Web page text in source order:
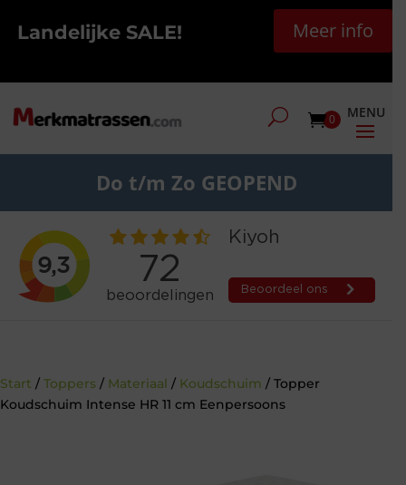
Landelijke SALE! Meer info
0
Do t/m Zo GEOPEND
Start / Toppers / Materiaal / Koudschuim / Topper
Koudschuim Intense HR 11 cm Eenpersoons